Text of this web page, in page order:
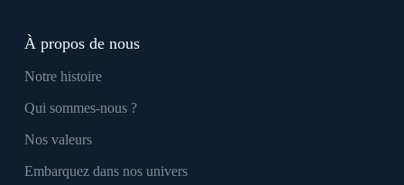
À propos de nous
Notre histoire
Qui sommes-nous ?
Nos valeurs
Embarquez dans nos univers